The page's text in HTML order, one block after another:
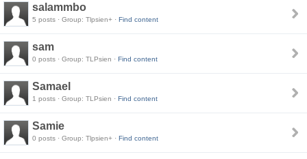
salammbo
5 posts · Group: Tlpsien+ · Find content
sam
0 posts · Group: TLPsien · Find content
Samael
1 posts · Group: TLPsien · Find content
Samie
0 posts · Group: Tlpsien+ · Find content